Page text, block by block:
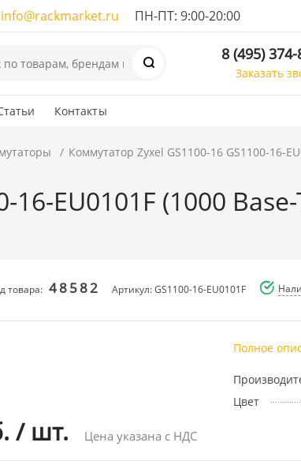
info@rackmarket.ru ПН-ПТ: 9:00-20:00
8 (495)
Заказать
Контакты
Коммутатор Zyxel GS1100-16 GS1100-16-
EU0101F (1000
товара: 48582 Артикул: GS1100-16-EU0101F
/ шт. Цена указана с НДС
Полное
Цвет